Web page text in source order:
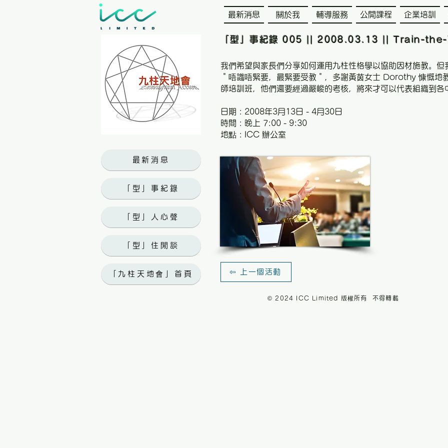
最新消息 關於我 輔導服務 公開課程 企業培訓
最新消息
「型」事紀錄
「型」人心聲
「型」住閒談
「九柱天地會」首頁
「型」事紀錄 005 || 2008.03.13 || Train-
我們希望與家長們分享如何運用九柱性格學以協助因材施教。但
＂唔識唔緊要，最緊要受教＂，多謝黃茵女士 Dorothy 慷慨地
師培訓班，他們還要經過嚴峻的考核，將來才可以代表組織到各
日期 : 2008年3月13日 - 4月30日
時間 : 晚上 7:00 - 9:30
地點 : ICC 辦公室
⇦ 上一個活動
© 2024 ICC Limited 版權所有 不得轉載